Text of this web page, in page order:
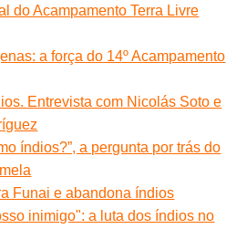
do Acampamento Terra Livre
a força do 14º Acampamento
Entrevista com Nicolás Soto e
índios?”, a pergunta por trás do
Funai e abandona índios
inimigo": a luta dos índios no